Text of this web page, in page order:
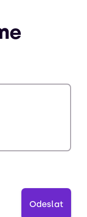
Odeslat